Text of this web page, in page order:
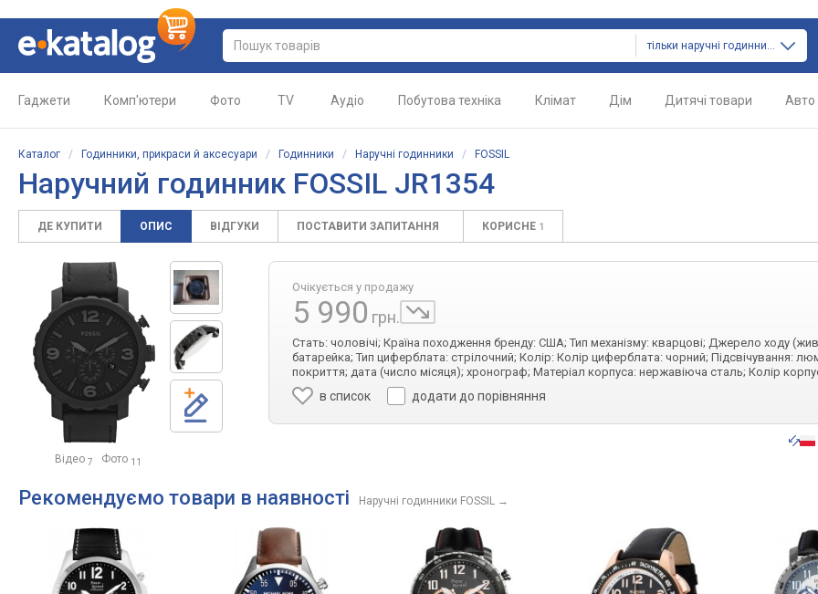
тільки наручні годинники
Гаджети Комп'ютери Фото TV Аудіо Побутова техніка Клімат Дім Дитячі товари Авто
Каталог / Годинники, прикраси й аксесуари / Годинники / Наручні годинники / FOSSIL
Наручний годинник FOSSIL JR1354
ДЕ КУПИТИ ОПИС ВІДГУКИ ПОСТАВИТИ ЗАПИТАННЯ КОРИСНЕ 1
Відео 7 Фото 11
Очікується у продажу
5 990 грн.
Стать: чоловічі; Країна походження бренду: США; Тип механізму: кварцові; Джерело ходу
батарейка; Тип циферблата: стрілочний; Колір: Колір циферблата: чорний; Підсвічування:
покриття; дата (число місяця); хронограф; Матеріал корпуса: нержавіюча сталь; Колір
в список додати до порівняння
Рекомендуємо товари в наявності Наручні годинники FOSSIL →